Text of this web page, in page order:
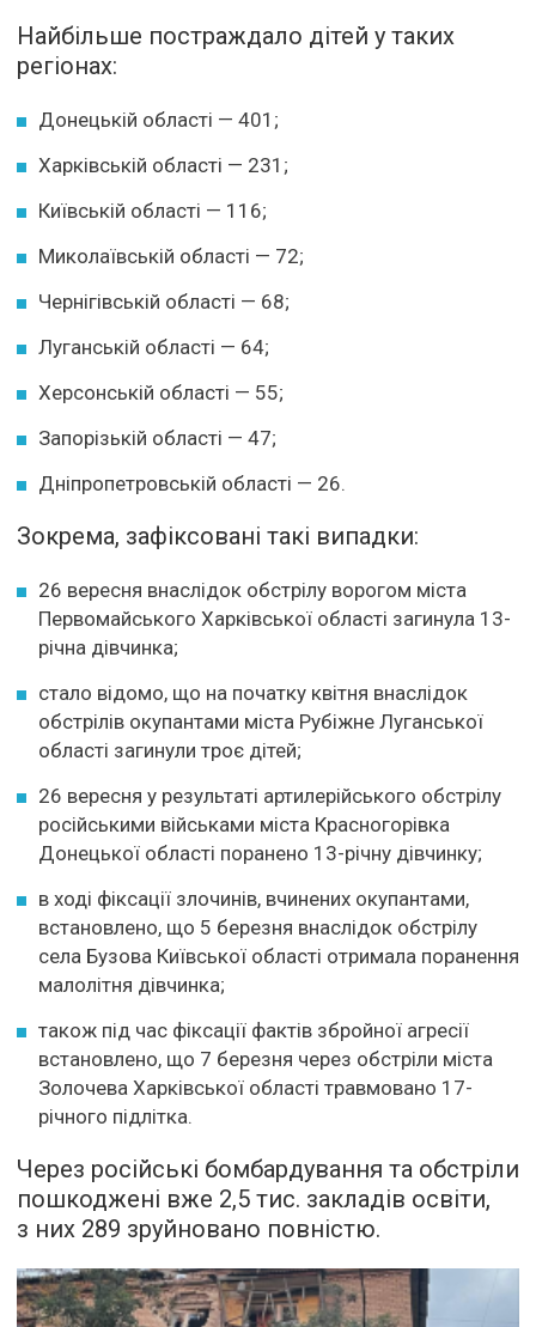
Найбільше постраждало дітей у таких
регіонах:
Донецькій області — 401;
Харківській області — 231;
Київській області — 116;
Миколаївській області — 72;
Чернігівській області — 68;
Луганській області — 64;
Херсонській області — 55;
Запорізькій області — 47;
Дніпропетровській області — 26.
Зокрема, зафіксовані такі випадки:
26 вересня внаслідок обстрілу ворогом міста
Первомайського Харківської області загинула 13-
річна дівчинка;
стало відомо, що на початку квітня внаслідок
обстрілів окупантами міста Рубіжне Луганської
області загинули троє дітей;
26 вересня у результаті артилерійського обстрілу
російськими військами міста Красногорівка
Донецької області поранено 13-річну дівчинку;
в ході фіксації злочинів, вчинених окупантами,
встановлено, що 5 березня внаслідок обстрілу
села Бузова Київської області отримала поранення
малолітня дівчинка;
також під час фіксації фактів збройної агресії
встановлено, що 7 березня через обстріли міста
Золочева Харківської області травмовано 17-
річного підлітка.
Через російські бомбардування та обстріли
пошкоджені вже 2,5 тис. закладів освіти,
з них 289 зруйновано повністю.